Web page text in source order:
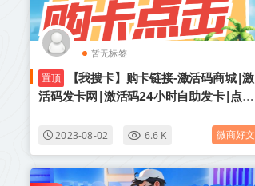
暂无标签
置顶
【我搜卡】购卡链接-激活码商城|激
活码发卡网|激活码24小时自助发卡|点击
进入
2023-08-02 6.6 K 微商好文